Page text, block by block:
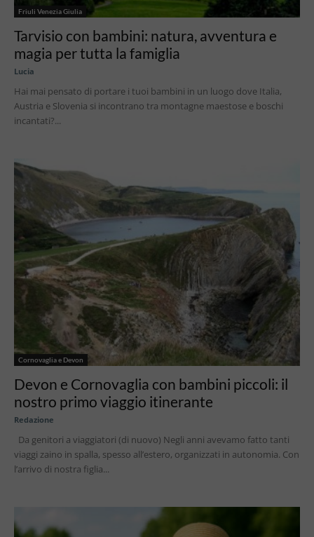
Friuli Venezia Giulia
Tarvisio con bambini: natura, avventura e
magia per tutta la famiglia
Lucia
Hai mai pensato di portare i tuoi bambini in un luogo dove Italia,
Austria e Slovenia si incontrano tra montagne maestose e boschi
incantati?...
Cornovaglia e Devon
Devon e Cornovaglia con bambini piccoli: il
nostro primo viaggio itinerante
Redazione
Da genitori a viaggiatori (di nuovo) Negli anni avevamo fatto tanti
viaggi zaino in spalla, spesso all’estero, organizzati in autonomia. Con
l’arrivo di nostra figlia...